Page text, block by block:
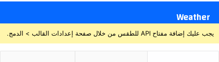
Weather
يجب عليك إضافة مفتاح API للطقس من خلال صفحة إعدادات القالب > الدمج.